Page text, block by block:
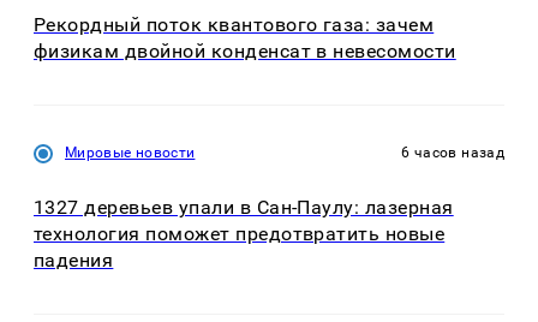
Рекордный поток квантового газа: зачем
физикам двойной конденсат в невесомости
Мировые новости 6 часов назад
1327 деревьев упали в Сан-Паулу: лазерная
технология поможет предотвратить новые
падения